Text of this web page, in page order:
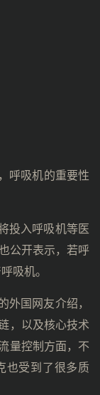
呼吸机的重要性
投入呼吸机等医
公开表示，若呼
吸机。
外国网友介绍，
，以及核心技术
量控制方面，不
也受到了很多质